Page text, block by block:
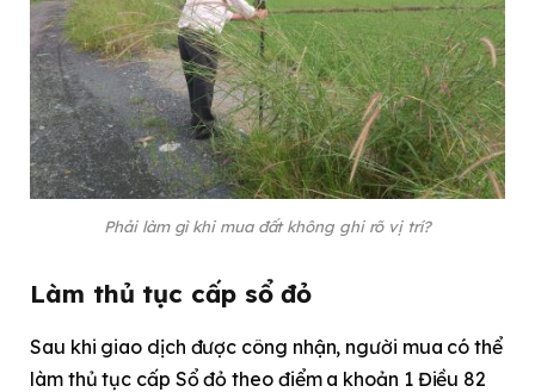
Phải làm gì khi mua đất không ghi rõ vị trí?
Làm thủ tục cấp sổ đỏ
Sau khi giao dịch được công nhận, người mua có thể
làm thủ tục cấp Sổ đỏ theo điểm a khoản 1 Điều 82